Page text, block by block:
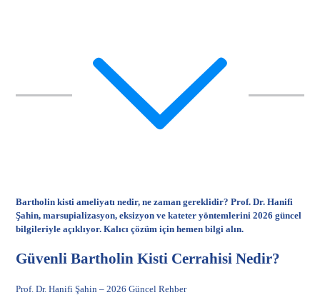
Bartholin kisti ameliyatı nedir, ne zaman gereklidir? Prof. Dr. Hanifi
Şahin, marsupializasyon, eksizyon ve kateter yöntemlerini 2026 güncel
bilgileriyle açıklıyor. Kalıcı çözüm için hemen bilgi alın.
Güvenli Bartholin Kisti Cerrahisi Nedir?
Prof. Dr. Hanifi Şahin – 2026 Güncel Rehber